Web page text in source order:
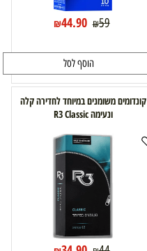
₪59
₪44.90
הוסף לסל
קונדומים משומנים במיוחד לחדירה קלה
ונעימה R3 Classic